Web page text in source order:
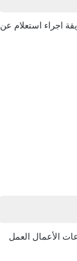
اجراء استعلام عن
الأعمال العمل